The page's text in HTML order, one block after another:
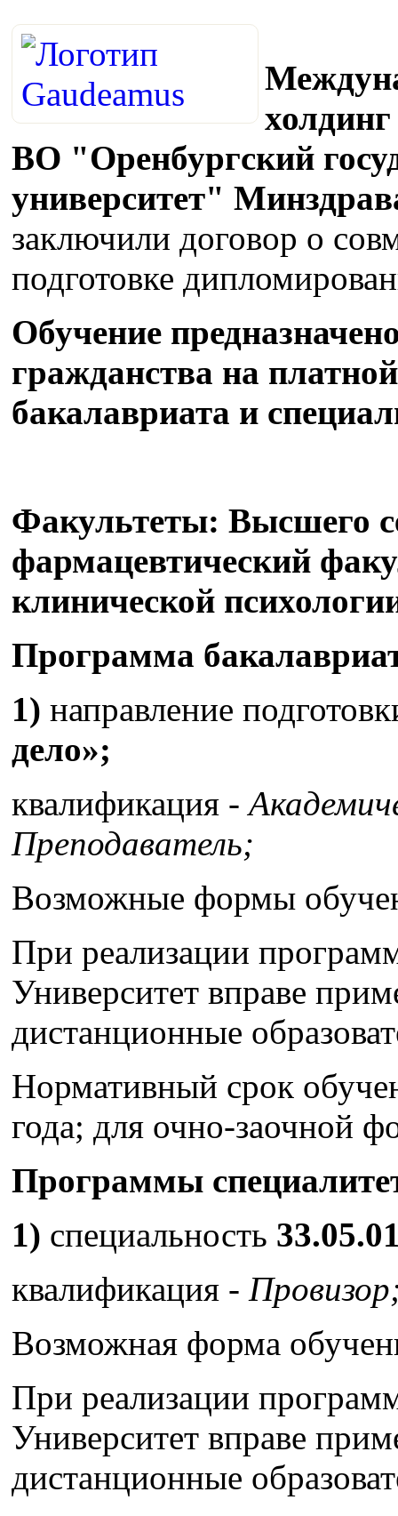
ВО "Оренбургский
университет"
заключили договор о
подготовке
Обучение
гражданства на
бакалавриата и
Факультеты: Высшего
фармацевтический
клинической
Программа
1) направление
дело»;
квалификация -
Преподаватель;
Возможные формы
При реализации
Университет вправе
дистанционные
Нормативный срок
года; для очно-заочной
Программы
1) специальность
квалификация -
Возможная форма
При реализации
Университет вправе
дистанционные